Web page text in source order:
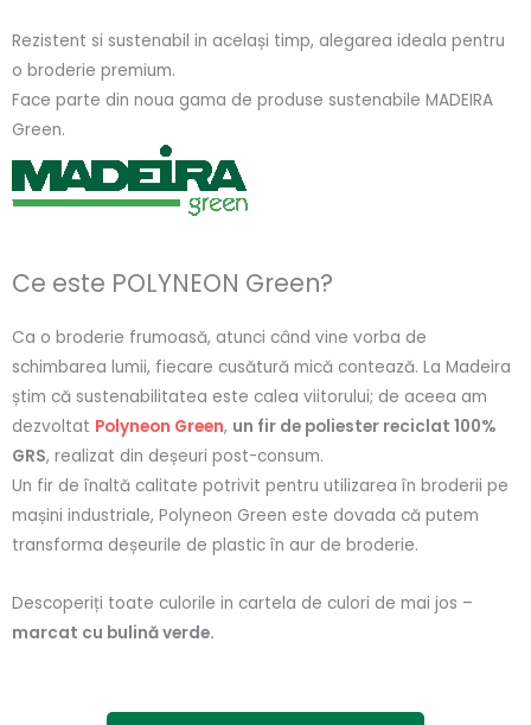
Rezistent si sustenabil in același timp, alegarea ideala pentru
o broderie premium.
Face parte din noua gama de produse sustenabile MADEIRA
Green.
Ce este POLYNEON Green?
Ca o broderie frumoasă, atunci când vine vorba de
schimbarea lumii, fiecare cusătură mică contează. La Madeira
știm că sustenabilitatea este calea viitorului; de aceea am
dezvoltat Polyneon Green, un fir de poliester reciclat 100%
GRS, realizat din deșeuri post-consum.
Un fir de înaltă calitate potrivit pentru utilizarea în broderii pe
mașini industriale, Polyneon Green este dovada că putem
transforma deșeurile de plastic în aur de broderie.
Descoperiți toate culorile in cartela de culori de mai jos –
marcat cu bulină verde.